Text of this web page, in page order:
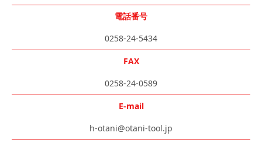
電話番号
0258-24-5434
FAX
0258-24-0589
E-mail
h-otani@otani-tool.jp